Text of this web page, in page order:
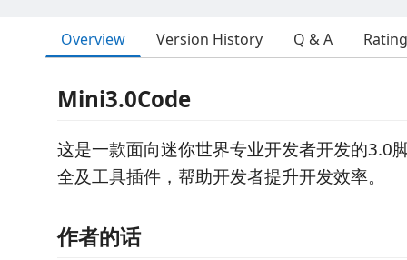
Overview Version History Q & A
Mini3.0Code
这是一款面向迷你世界专业开发者开发的3.0
全及工具插件，帮助开发者提升开发效率。
作者的话